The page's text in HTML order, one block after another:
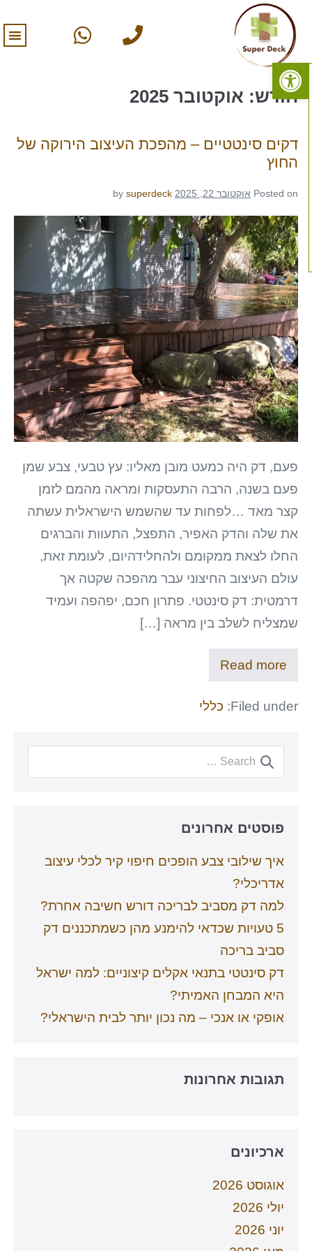
פתח סרגל נגישות
חודש: אוקטובר 2025
דקים סינטטיים – מהפכת העיצוב הירוקה של
החוץ
Posted on אוקטובר 22, 2025 by superdeck
פעם, דק היה כמעט מובן מאליו: עץ טבעי, צבע שמן
פעם בשנה, הרבה התעסקות ומראה מהמם לזמן
קצר מאד …לפחות עד שהשמש הישראלית עשתה
את שלה והדק האפיר, התפצל, התעוות והברגים
החלו לצאת ממקומם ולהחלידהיום, לעומת זאת,
עולם העיצוב החיצוני עבר מהפכה שקטה אך
דרמטית: דק סינטטי. פתרון חכם, יפהפה ועמיד
שמצליח לשלב בין מראה […]
Read more
Filed under: כללי
פוסטים אחרונים
איך שילובי צבע הופכים חיפוי קיר לכלי עיצוב
אדריכלי?
למה דק מסביב לבריכה דורש חשיבה אחרת?
5 טעויות שכדאי להימנע מהן כשמתכננים דק
סביב בריכה
דק סינטטי בתנאי אקלים קיצוניים: למה ישראל
היא המבחן האמיתי?
אופקי או אנכי – מה נכון יותר לבית הישראלי?
תגובות אחרונות
ארכיונים
אוגוסט 2026
יולי 2026
יוני 2026